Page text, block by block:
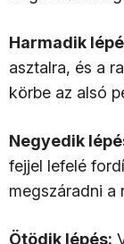
Harmadik
asztalra, és a
körbe az alsó
Negyedik
fejjel lefelé
megszáradni a
Ötödik lépés: